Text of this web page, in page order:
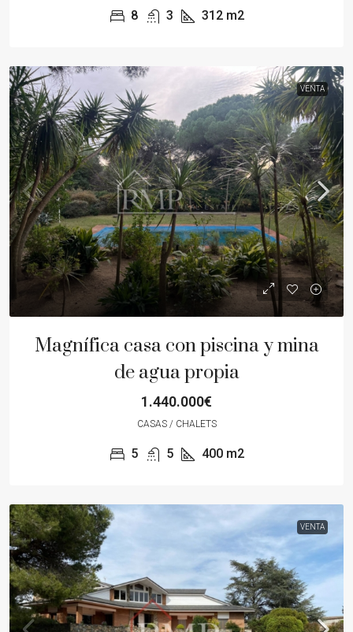
8 3 312 m2
VENTA
Magnífica casa con piscina y mina
de agua propia
1.440.000€
CASAS / CHALETS
5 5 400 m2
VENTA